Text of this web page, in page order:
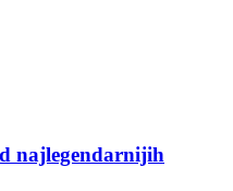
najlegendarnijih